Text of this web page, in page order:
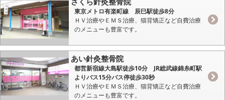
東京メトロ有楽町線 辰巳駅徒歩8分
ＨＶ治療やＥＭＳ治療、猫背矯正など自費治療
のメニューも豊富です。
あい針灸整骨院
都営新宿線大島駅徒歩10分 JR総武線錦糸町駅
よりバス15分バス停徒歩30秒
ＨＶ治療やＥＭＳ治療、猫背矯正など自費治療
のメニューも豊富です。